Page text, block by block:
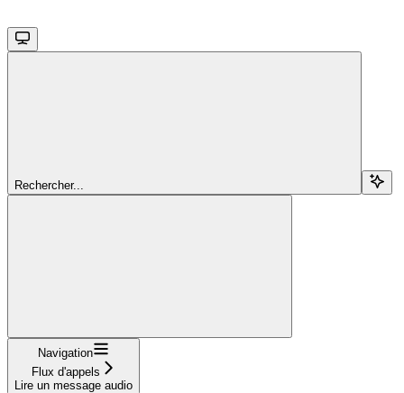
Rechercher...
Navigation
Flux d'appels
Lire un message audio